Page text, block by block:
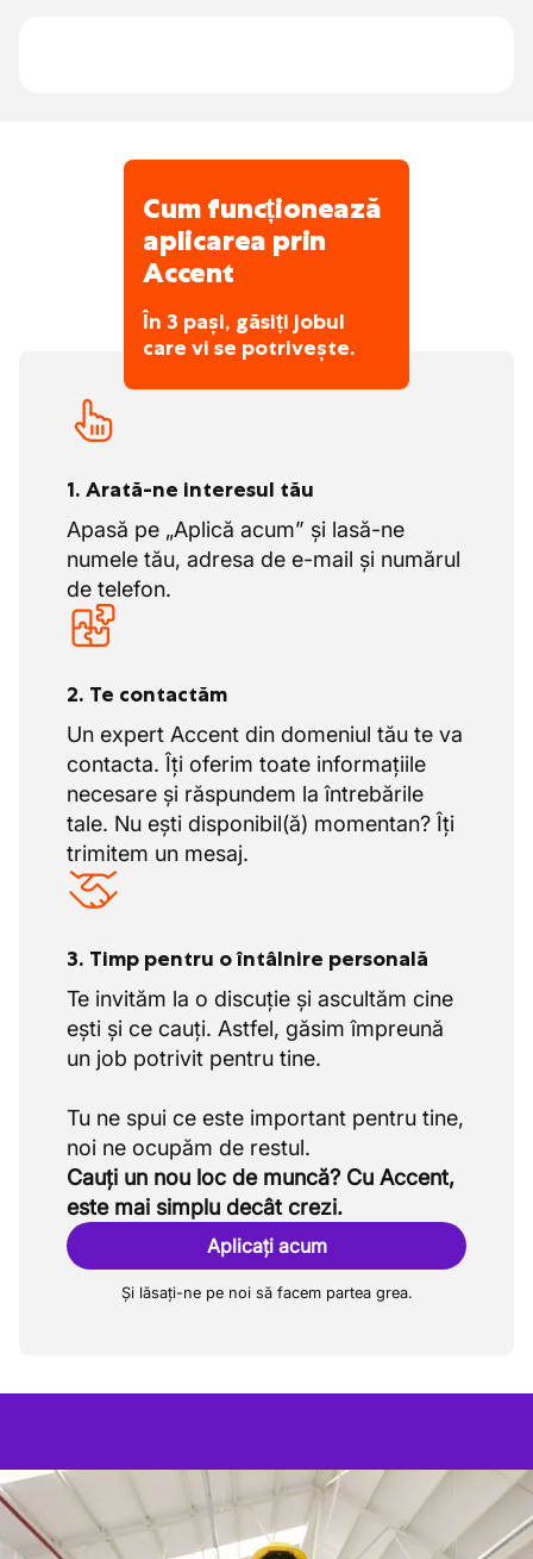
Un loc de muncă ușor accesibil atât cu
mașina, cât și cu bicicleta.
După o perioadă de colaborare de 125 de
zile, te așteaptă un contract permanent.
Cum funcționează
aplicarea prin
Accent
În 3 pași, găsiți jobul
care vi se potrivește.
1. Arată-ne interesul tău
Apasă pe „Aplică acum” și lasă-ne
numele tău, adresa de e-mail și numărul
de telefon.
2. Te contactăm
Un expert Accent din domeniul tău te va
contacta. Îți oferim toate informațiile
necesare și răspundem la întrebările
tale. Nu ești disponibil(ă) momentan? Îți
trimitem un mesaj.
3. Timp pentru o întâlnire personală
Te invităm la o discuție și ascultăm cine
ești și ce cauți. Astfel, găsim împreună
un job potrivit pentru tine.
Tu ne spui ce este important pentru tine,
Cauți un nou loc de muncă? Cu Accent,
este mai simplu decât crezi.
Aplicați acum
Și lăsați-ne pe noi să facem partea grea.